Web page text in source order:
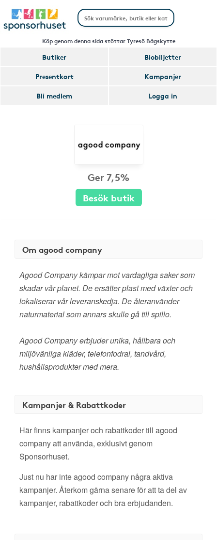
Köp genom denna sida stöttar Tyresö Bågskytte
Butiker
Biobiljetter
Presentkort
Kampanjer
Bli medlem
Logga in
Ger 7,5%
Besök butik
Om agood company
Agood Company kämpar mot vardagliga saker som
skadar vår planet. De ersätter plast med växter och
lokaliserar vår leveranskedja. De återanvänder
naturmaterial som annars skulle gå till spillo.
Agood Company erbjuder unika, hållbara och
miljövänliga kläder, telefonfodral, tandvård,
hushållsprodukter med mera.
Kampanjer & Rabattkoder
Här finns kampanjer och rabattkoder till agood
company att använda, exklusivt genom
Sponsorhuset.
Just nu har inte agood company några aktiva
kampanjer. Återkom gärna senare för att ta del av
kampanjer, rabattkoder och bra erbjudanden.